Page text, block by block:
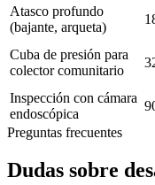
Atasco profundo
(bajante, arqueta)
Cuba de presión para
colector comunitario
Inspección con cámara
endoscópica
Preguntas frecuentes
Dudas sobre